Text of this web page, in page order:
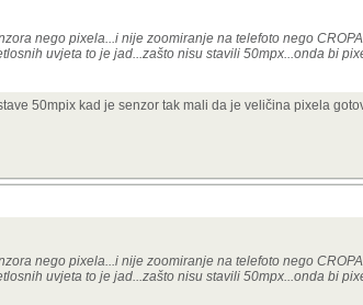
nego pixela...i nije zoomiranje na telefoto nego
uvjeta to je jad...zašto nisu stavili 50mpx...onda bi
50mpix kad je senzor tak mali da je veličina pixela
nego pixela...i nije zoomiranje na telefoto nego
uvjeta to je jad...zašto nisu stavili 50mpx...onda bi